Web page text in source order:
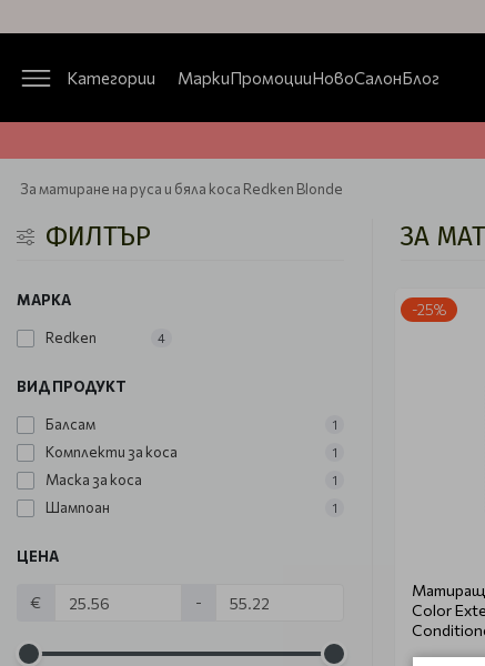
Категории МаркиПромоцииНовоСалонБлог
За матиране на руса и бяла коса Redken Blonde
ФИЛТЪР
МАРКА
Redken 4
ВИД ПРОДУКТ
Балсам 1
Комплекти за коса 1
Маска за коса 1
Шампоан 1
ЦЕНА
€ -
ЗА
-25%
Матиращ
Color